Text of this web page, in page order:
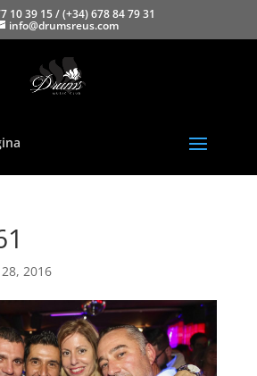
10 39 15 / (+34) 678 84 79 31
info@drumsreus.com
2016